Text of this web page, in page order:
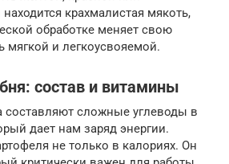
крахмалистая мякоть,
обработке меняет свою
мягкой и легкоусвояемой.
состав и витамины
составляют сложные углеводы в
дает нам заряд энергии.
не только в калориях. Он